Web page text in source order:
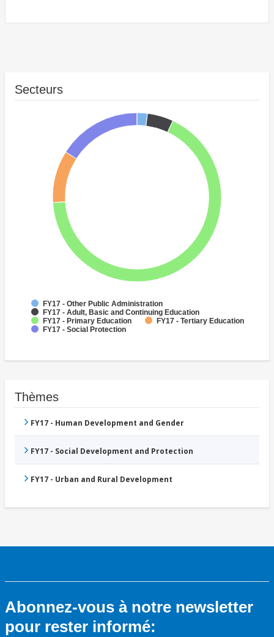
Secteurs
FY17 - Other Public Administration
FY17 - Adult, Basic and Continuing Education
FY17 - Primary Education
FY17 - Tertiary Education
FY17 - Social Protection
Thèmes
FY17 - Human Development and Gender
FY17 - Social Development and Protection
FY17 - Urban and Rural Development
Abonnez-vous à notre newsletter
pour rester informé: